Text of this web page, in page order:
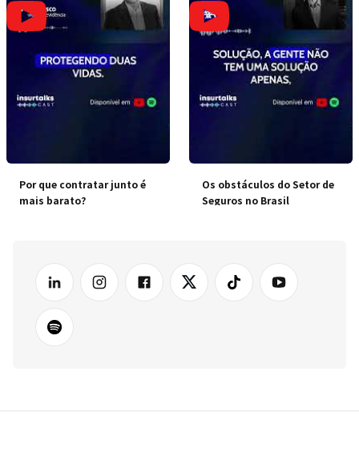
Por que contratar junto é
mais barato?
Os obstáculos do Setor de
Seguros no Brasil